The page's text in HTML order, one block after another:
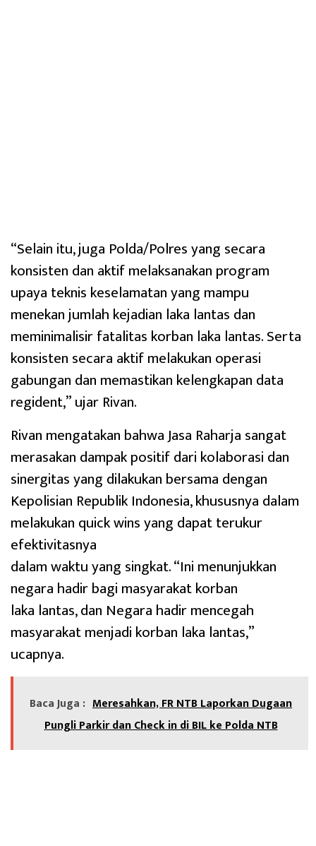
“Selain itu, juga Polda/Polres yang secara
konsisten dan aktif melaksanakan program
upaya teknis keselamatan yang mampu
menekan jumlah kejadian laka lantas dan
meminimalisir fatalitas korban laka lantas. Serta
konsisten secara aktif melakukan operasi
gabungan dan memastikan kelengkapan data
regident,” ujar Rivan.
Rivan mengatakan bahwa Jasa Raharja sangat
merasakan dampak positif dari kolaborasi dan
sinergitas yang dilakukan bersama dengan
Kepolisian Republik Indonesia, khususnya dalam
melakukan quick wins yang dapat terukur
efektivitasnya
dalam waktu yang singkat. “Ini menunjukkan
negara hadir bagi masyarakat korban
laka lantas, dan Negara hadir mencegah
masyarakat menjadi korban laka lantas,”
ucapnya.
Baca Juga : Meresahkan, FR NTB Laporkan Dugaan
Pungli Parkir dan Check in di BIL ke Polda NTB